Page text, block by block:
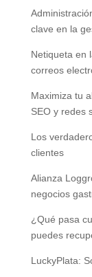
clave en la
Netiqueta en
correos
Maximiza tu
SEO y redes
Los
clientes
Alianza
negocios
¿Qué pasa
puedes
LuckyPlata: